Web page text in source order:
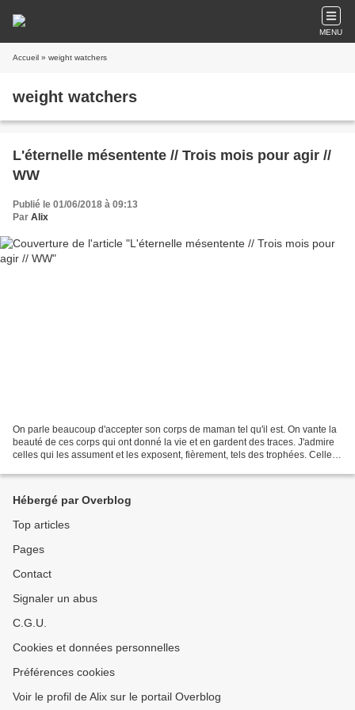
MENU
Accueil » weight watchers
weight watchers
L'éternelle mésentente // Trois mois pour agir //
WW
Publié le 01/06/2018 à 09:13
Par Alix
On parle beaucoup d'accepter son corps de maman tel qu'il est. On vante la
beauté de ces corps qui ont donné la vie et en gardent des traces. J'admire
celles qui les assument et les exposent, fièrement, tels des trophées. Celles
Hébergé par Overblog
Top articles
Pages
Contact
Signaler un abus
C.G.U.
Cookies et données personnelles
Préférences cookies
Voir le profil de Alix sur le portail Overblog